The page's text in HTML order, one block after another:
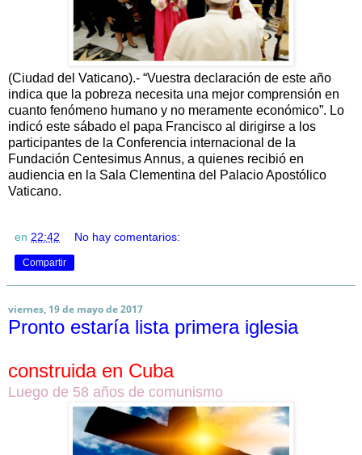
(Ciudad del Vaticano).- “Vuestra declaración de este año
indica que la pobreza necesita una mejor comprensión en
cuanto fenómeno humano y no meramente económico”. Lo
indicó este sábado el papa Francisco al dirigirse a los
participantes de la Conferencia internacional de la
Fundación Centesimus Annus, a quienes recibió en
audiencia en la Sala Clementina del Palacio Apostólico
Vaticano.
en 22:42 No hay comentarios:
Compartir
viernes, 19 de mayo de 2017
Pronto estaría lista primera iglesia
construida en Cuba
Luego de 58 años de comunismo